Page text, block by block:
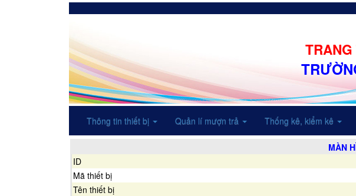
Thông tin thiết bị Quản lí mượn trả Thống kê, kiểm kê
MÀN
ID
Mã thiết bị
Tên thiết bị